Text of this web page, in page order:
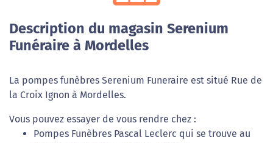
Description du magasin Serenium
Funéraire à Mordelles
La pompes funèbres Serenium Funeraire est situé Rue de
la Croix Ignon à Mordelles.
Vous pouvez essayer de vous rendre chez :
Pompes Funèbres Pascal Leclerc qui se trouve au